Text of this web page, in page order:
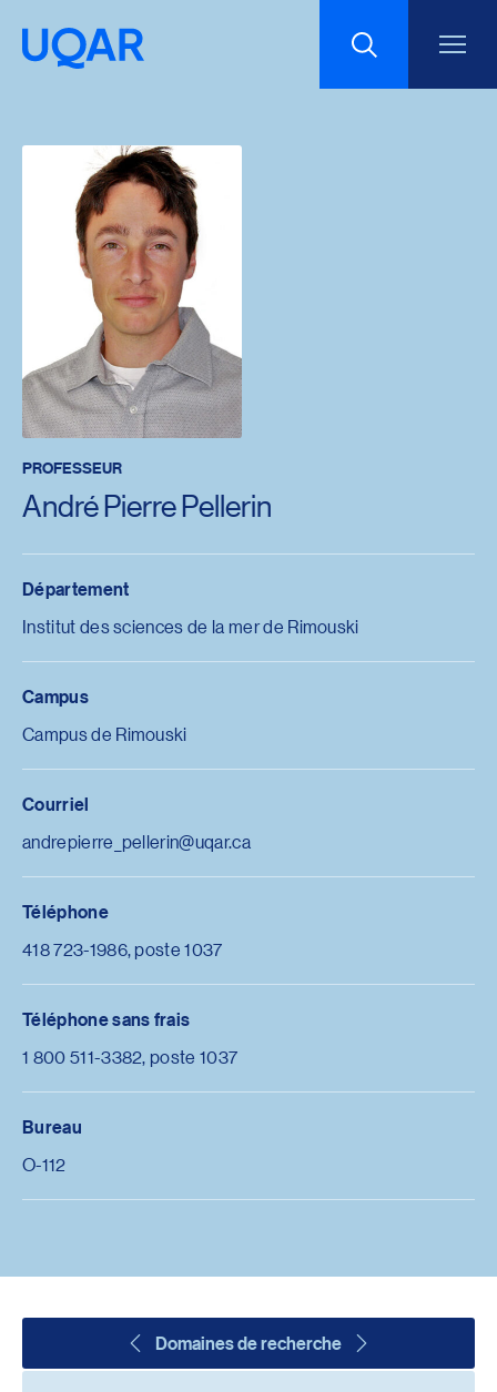
Interlignage du texte
Espacement du texte
Réinitialiser les paramètres
PROFESSEUR
André Pierre Pellerin
Département
Institut des sciences de la mer de Rimouski
Campus
Campus de Rimouski
Courriel
andrepierre_pellerin@uqar.ca
Téléphone
418 723-1986, poste 1037
Téléphone sans frais
1 800 511-3382, poste 1037
Bureau
O-112
Domaines de recherche